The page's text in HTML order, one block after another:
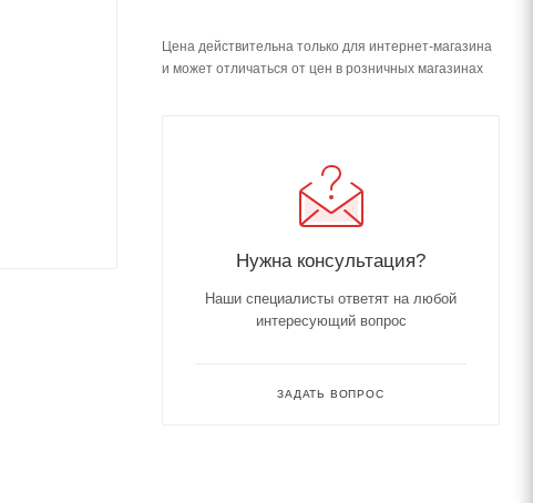
Цена действительна только для интернет-магазина
и может отличаться от цен в розничных магазинах
Нужна консультация?
Наши специалисты ответят на любой
интересующий вопрос
ЗАДАТЬ ВОПРОС